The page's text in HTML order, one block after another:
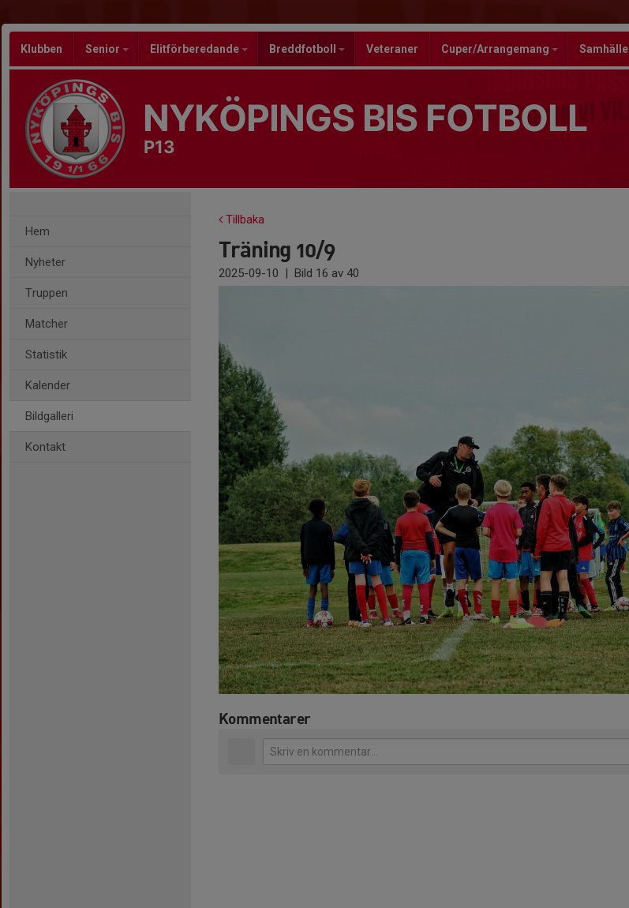
Klubben Senior Elitförberedande Breddfotboll Veteraner Cuper/Arrangemang Samhälle
NYKÖPINGS BIS FOTBOLL
P13
Hem
Nyheter
Truppen
Matcher
Statistik
Kalender
Bildgalleri
Kontakt
Tillbaka
Träning 10/9
2025-09-10 | Bild 16 av 40
Kommentarer